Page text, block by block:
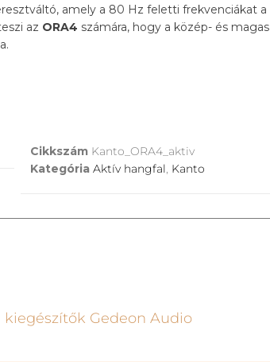
amely a 80 Hz feletti frekvenciákat a
az ORA4 számára, hogy a közép- és magas
Cikkszám Kanto_ORA4_aktiv
Kategória Aktív hangfal Kanto